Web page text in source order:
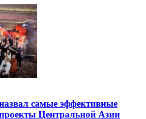
самые эффективные
Центральной Азии